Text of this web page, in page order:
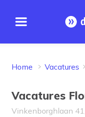
Open menu
Home Vacatures
Vacatures
Vinkenborghlaan